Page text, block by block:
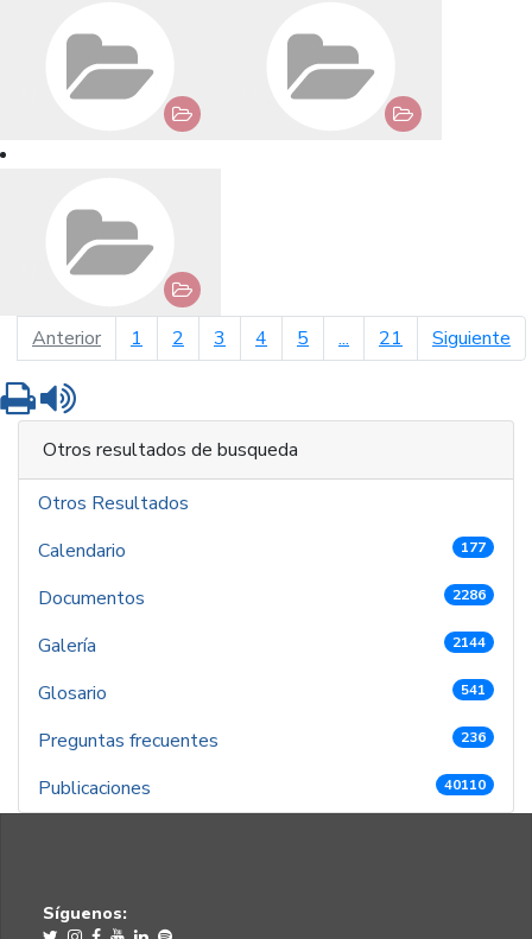
Anteriorpágina anterior
1 2 3 4 5 ... 21 Siguiente
Imprimir
Otros resultados de busqueda
Otros Resultados
Calendario
177
Documentos 2286
Galería 2144
Glosario 541
Preguntas frecuentes 236
Publicaciones 40110
Síguenos: